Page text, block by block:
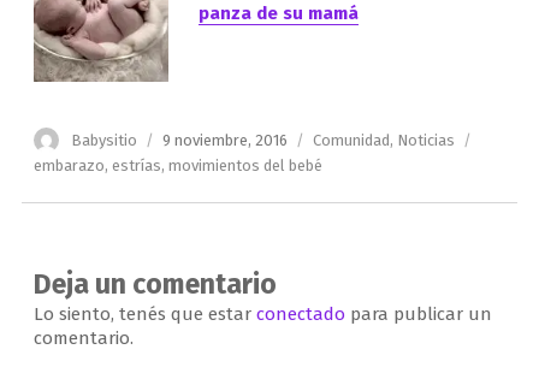
panza de su mamá
Autor
Babysitio
Publicado
el
9 noviembre, 2016 Categorías
Comunidad, Noticias
embarazo, estrías, movimientos del bebé
Deja un comentario
Lo siento, tenés que estar conectado para publicar un
comentario.